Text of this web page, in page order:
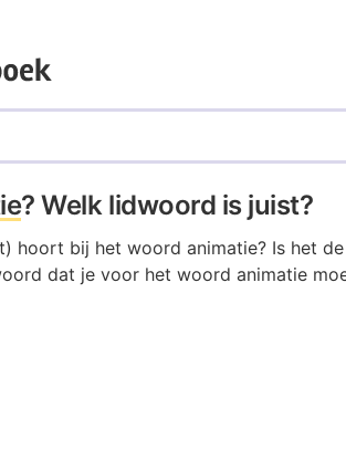
? Welk lidwoord is juist?
hoort bij het woord animatie? Is het
dat je voor het woord animatie